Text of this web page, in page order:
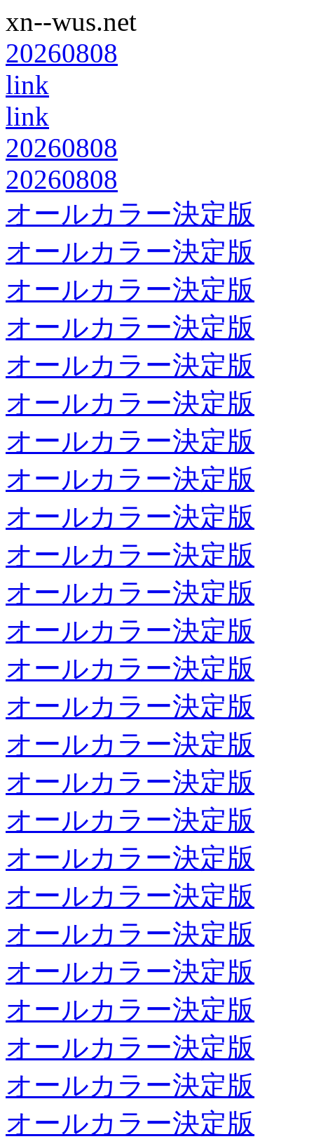
xn--wus.net
20260808
link
link
20260808
20260808
オールカラー決定版
オールカラー決定版
オールカラー決定版
オールカラー決定版
オールカラー決定版
オールカラー決定版
オールカラー決定版
オールカラー決定版
オールカラー決定版
オールカラー決定版
オールカラー決定版
オールカラー決定版
オールカラー決定版
オールカラー決定版
オールカラー決定版
オールカラー決定版
オールカラー決定版
オールカラー決定版
オールカラー決定版
オールカラー決定版
オールカラー決定版
オールカラー決定版
オールカラー決定版
オールカラー決定版
オールカラー決定版